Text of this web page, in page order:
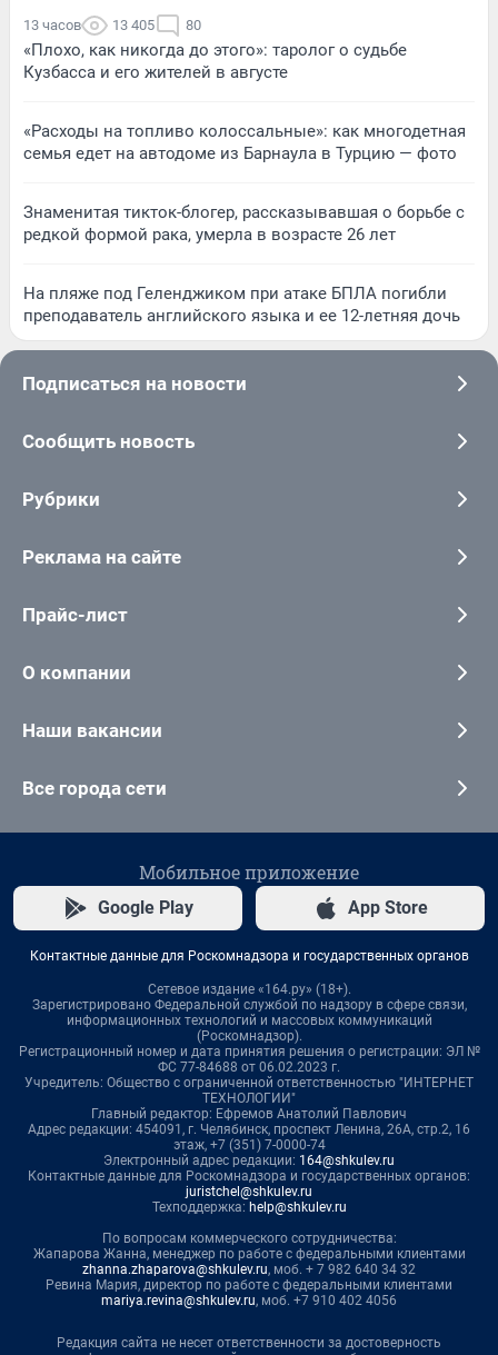
13 часов 13 405 80
«Плохо, как никогда до этого»: таролог о судьбе
Кузбасса и его жителей в августе
«Расходы на топливо колоссальные»: как многодетная
семья едет на автодоме из Барнаула в Турцию — фото
Знаменитая тикток-блогер, рассказывавшая о борьбе с
редкой формой рака, умерла в возрасте 26 лет
На пляже под Геленджиком при атаке БПЛА погибли
преподаватель английского языка и ее 12-летняя дочь
Подписаться на новости
Сообщить новость
Рубрики
Реклама на сайте
Прайс-лист
О компании
Наши вакансии
Все города сети
Мобильное приложение
Google Play App Store
Контактные данные для Роскомнадзора и государственных органов
Сетевое издание «164.ру» (18+).
Зарегистрировано Федеральной службой по надзору в сфере связи,
информационных технологий и массовых коммуникаций
(Роскомнадзор).
Регистрационный номер и дата принятия решения о регистрации: ЭЛ №
ФС 77-84688 от 06.02.2023 г.
Учредитель: Общество с ограниченной ответственностью "ИНТЕРНЕТ
ТЕХНОЛОГИИ"
Главный редактор: Ефремов Анатолий Павлович
Адрес редакции: 454091, г. Челябинск, проспект Ленина, 26А, стр.2, 16
этаж, +7 (351) 7-0000-74
Электронный адрес редакции: 164@shkulev.ru
Контактные данные для Роскомнадзора и государственных органов:
juristchel@shkulev.ru
Техподдержка: help@shkulev.ru
По вопросам коммерческого сотрудничества:
Жапарова Жанна, менеджер по работе с федеральными клиентами
zhanna.zhaparova@shkulev.ru, моб. + 7 982 640 34 32
Ревина Мария, директор по работе с федеральными клиентами
mariya.revina@shkulev.ru, моб. +7 910 402 4056
Редакция сайта не несет ответственности за достоверность